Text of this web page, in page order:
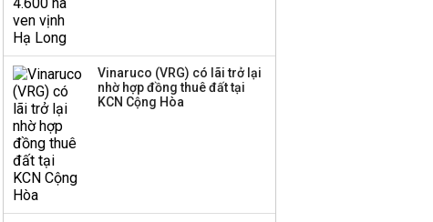
trang, phụ kiện cao cấp
Hãng kim cương tài trợ
Lãi thuần từ dịch vụ
Vinaruco (VRG) có lãi trở lại
nhờ hợp đồng thuê đất tại
KCN Cộng Hòa